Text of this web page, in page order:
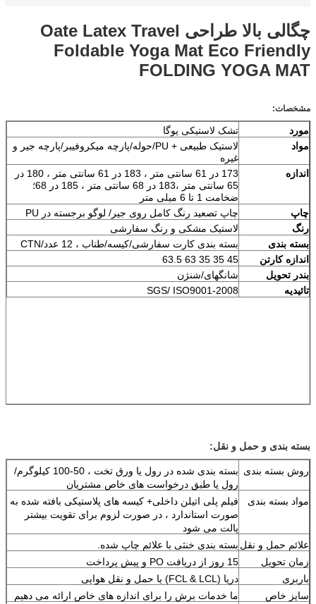
چگالی بالا طراحی Oate Latex Travel
Foldable Yoga Mat Eco Friendly
FOLDING YOGA MAT
مشخصات:
مورد
تشک لاستیکی یوگا
مواد
لاستیک طبیعی + PU/حوله/پارچه میکروفیبر/پارچه جیر و
غیره
اندازه
173 در 61 سانتی متر ، 183 در 61 سانتی متر ، 180 در
65 سانتی متر ،
183 در 68 سانتی متر ، 185 در 68
؛
ضخامت 1 تا 6 میلی متر
چاپ
چاپ تصعید رنگ کامل روی جیر/ لوگو برجسته در PU
رنگ
لاستیک مشکی و رنگ سفارشی
بسته بندی
بسته بندی کارت سفارشی/کیسه/طناب ، 12 عدد/CTN
اندازه کارتن
45 35 35 63 63.5
بندر تحویل
شانگهای/شنژن
تائیدیه
SGS/ ISO9001-2008
بسته بندی و حمل و نقل:
روش بسته بندی
بسته بندی شده در رول یا ورق تخت ، 50-100 کیلوگرم/
رول یا طبق درخواست های خاص مشتریان
مواد بسته بندی
فیلم پلی اتیلن داخلی+ کیسه های پلاستیکی بافته شده به
صورت استاندارد ، در صورت لزوم برای تقویت بیشتر
پالت می شود
علائم حمل و نقل بسته بندی خنثی با علائم چاپ شده.
زمان تحویل
15 روز از دریافت PO و پیش پرداخت
باربری
دریا (FCL & LCL) یا حمل و نقل هوایی
سایز خاص
ما خدمات برش را برای اندازه های خاص ارائه می دهیم